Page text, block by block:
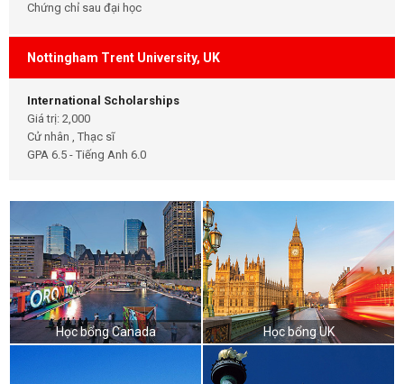
Chứng chỉ sau đại học
Nottingham Trent University, UK
International Scholarships
Giá trị: 2,000
Cử nhân , Thạc sĩ
GPA 6.5 - Tiếng Anh 6.0
Học bổng Canada Học bổng UK